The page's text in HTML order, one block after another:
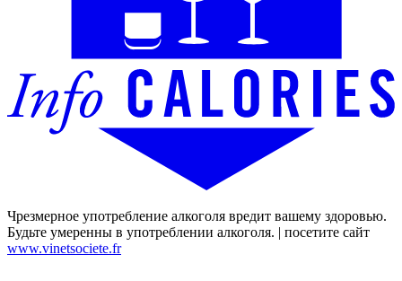
Чрезмерное употребление алкоголя вредит вашему здоровью.
Будьте умеренны в употреблении алкоголя. | посетите сайт
www.vinetsociete.fr